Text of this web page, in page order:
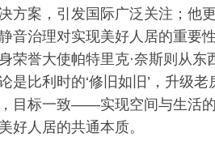
方案，引发国际广泛关注；他
音治理对实现美好人居的重要
荣誉大使帕特里克·奈斯则从
是比利时的‘修旧如旧’，升级
目标一致——实现空间与生活
好人居的共通本质。